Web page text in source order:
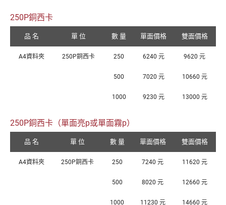
250P銅西卡
品 名 單 位 數 量 單面價格 雙面價格
A4資料夾 250P銅西卡 250 6240 元 9620 元
500 7020 元 10660 元
1000 9230 元 13000 元
250P銅西卡（單面亮p或單面霧p）
品 名 單 位 數 量 單面價格 雙面價格
A4資料夾 250P銅西卡 250 7240 元 11620 元
500 8020 元 12660 元
1000 11230 元 14660 元